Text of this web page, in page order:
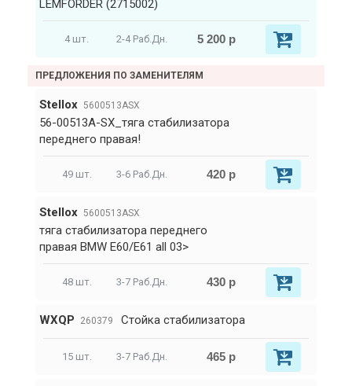
LEMFORDER (2715002)
4 шт. 2-4 Раб.Дн. 5 200 р
ПРЕДЛОЖЕНИЯ ПО ЗАМЕНИТЕЛЯМ
Stellox 5600513ASX
56-00513A-SX_тяга стабилизатора
переднего правая!
49 шт. 3-6 Раб.Дн. 420 р
Stellox 5600513ASX
тяга стабилизатора переднего
правая BMW E60/E61 all 03>
48 шт. 3-7 Раб.Дн. 430 р
WXQP 260379 Стойка стабилизатора
15 шт. 3-7 Раб.Дн. 465 р